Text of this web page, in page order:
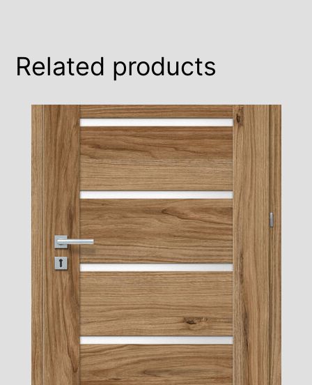
Related products